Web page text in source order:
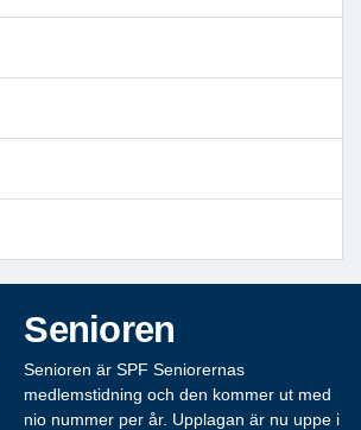
Senioren
Senioren är SPF Seniorernas
medlemstidning och den kommer ut med
nio nummer per år. Upplagan är nu uppe i